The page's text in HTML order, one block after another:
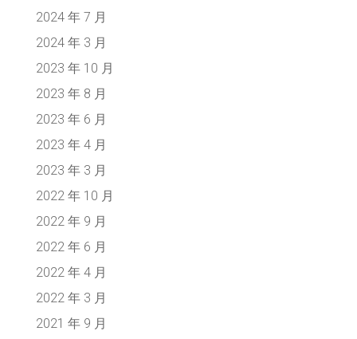
2024 年 7 月
2024 年 3 月
2023 年 10 月
2023 年 8 月
2023 年 6 月
2023 年 4 月
2023 年 3 月
2022 年 10 月
2022 年 9 月
2022 年 6 月
2022 年 4 月
2022 年 3 月
2021 年 9 月